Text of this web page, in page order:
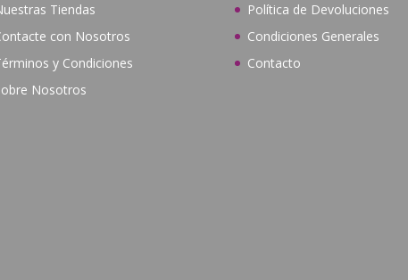
Tiendas
con Nosotros
y Condiciones
Nosotros
Política de Devoluciones
Condiciones Generales
Contacto